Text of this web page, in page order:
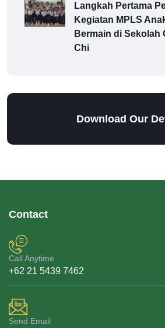
Langkah Pertama
Kegiatan MPLS
Bermain di Sekolah
Chi
Download Our
Contact
Call Anytime
+62 21 5439 7462
Send Email